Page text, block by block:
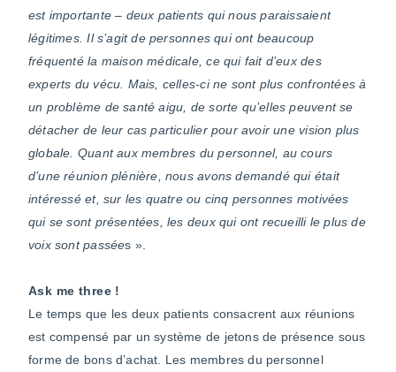
est importante – deux patients qui nous paraissaient
légitimes. Il s’agit de personnes qui ont beaucoup
fréquenté la maison médicale, ce qui fait d’eux des
experts du vécu. Mais, celles-ci ne sont plus confrontées à
un problème de santé aigu, de sorte qu’elles peuvent se
détacher de leur cas particulier pour avoir une vision plus
globale. Quant aux membres du personnel, au cours
d’une réunion plénière, nous avons demandé qui était
intéressé et, sur les quatre ou cinq personnes motivées
qui se sont présentées, les deux qui ont recueilli le plus de
voix sont passées ».
Ask me three !
Le temps que les deux patients consacrent aux réunions
est compensé par un système de jetons de présence sous
forme de bons d’achat. Les membres du personnel